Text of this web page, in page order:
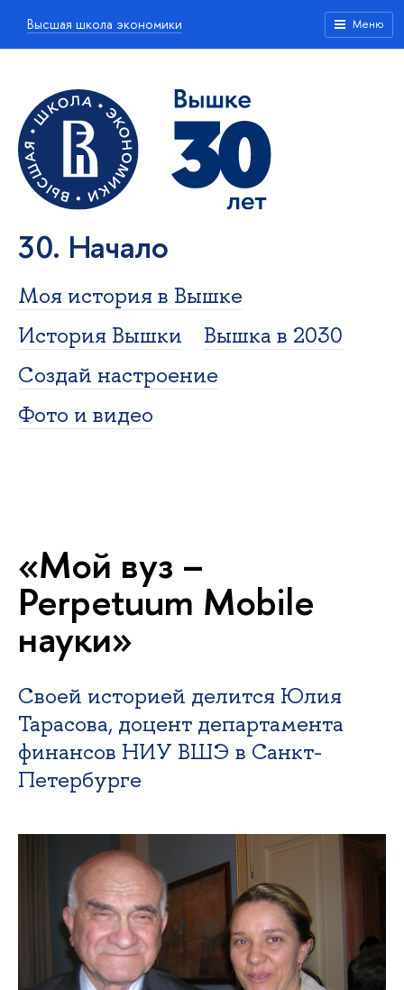
Высшая школа экономики Меню
30. Начало
Моя история в Вышке
История Вышки
Вышка в 2030
Создай настроение
Фото и видео
«Мой вуз –
Perpetuum Mobile
науки»
Своей историей делится Юлия
Тарасова, доцент департамента
финансов НИУ ВШЭ в Санкт-
Петербурге